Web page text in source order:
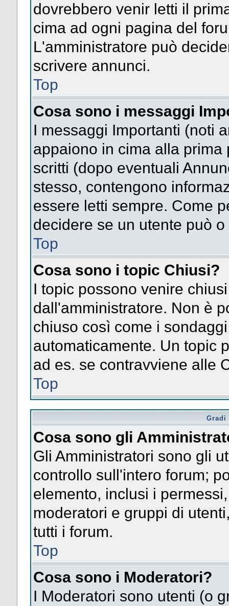
dovrebbero venir letti il
cima ad ogni pagina del
L'amministratore può
scrivere annunci.
Top
Cosa sono i messaggi
I messaggi Importanti (noti
appaiono in cima alla
scritti (dopo eventuali
stesso, contengono
essere letti sempre. Come
decidere se un utente può
Top
Cosa sono i topic Chiusi?
I topic possono venire
dall'amministratore. Non è
chiuso così come i
automaticamente. Un topic
ad es. se contravviene alle
Top
Gradi
Cosa sono gli
Gli Amministratori sono gli
controllo sull'intero forum;
elemento, inclusi i
moderatori e gruppi di
tutti i forum.
Top
Cosa sono i Moderatori?
I Moderatori sono utenti (o